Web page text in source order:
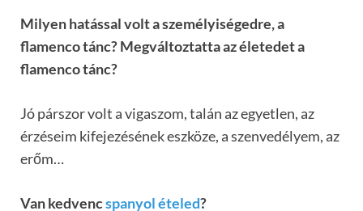
Milyen hatással volt a személyiségedre, a
flamenco tánc? Megváltoztatta az életedet a
flamenco tánc?
Jó párszor volt a vigaszom, talán az egyetlen, az
érzéseim kifejezésének eszköze, a szenvedélyem, az
erőm…
Van kedvencspanyol ételed?